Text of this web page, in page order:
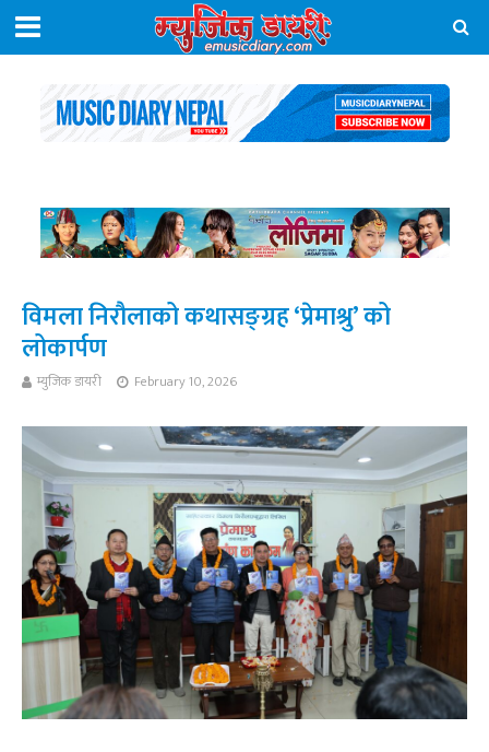
विमला निरौलाको कथासङ्ग्रह ‘प्रेमाश्रु’ को
लोकार्पण
म्युजिक डायरी February 10, 2026